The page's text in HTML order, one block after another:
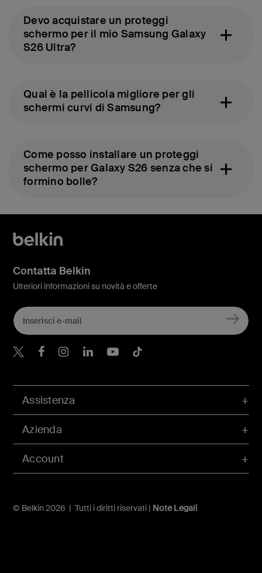
Devo acquistare un proteggi
schermo per il mio Samsung Galaxy
S26 Ultra?
Qual è la pellicola migliore per gli
schermi curvi di Samsung?
Come posso installare un proteggi
schermo per Galaxy S26 senza che si
formino bolle?
Account
Assistenza
Azienda
© Belkin 2026 | Tutti i diritti riservati | Note Legali
Contatta Belkin
Ulteriori informazioni su novità e offerte
Belkin Twitter
Belkin Facebook
Belkin Instagram
Belkin LinkedIn
Belkin Youtube
Belkin TikTok